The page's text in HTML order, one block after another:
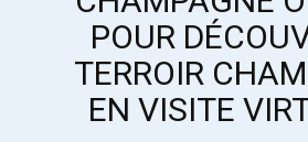
POUR
TERROIR
EN VISITE